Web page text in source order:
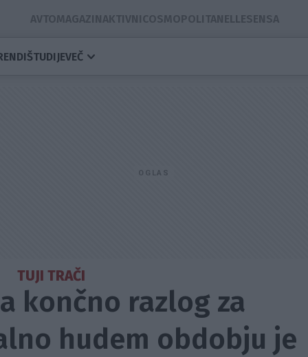
AVTOMAGAZINAKTIVNICOSMOPOLITANELLESENSA
ŠTUDIJEVEČ
TUJI TRAČI
končno razlog za
hudem obdobju je